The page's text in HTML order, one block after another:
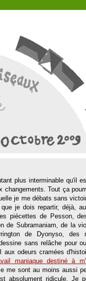
plus interminable qu'il
Tout ça
je me débats sans
je dois repartir, déjà,
piécettes de Pesson,
de Subramaniam, de la
de Dyonyso, des
sans relâche pour
odeurs cramées
maniaque destiné à
me sont au moins aussi
absolument ridicule. Je